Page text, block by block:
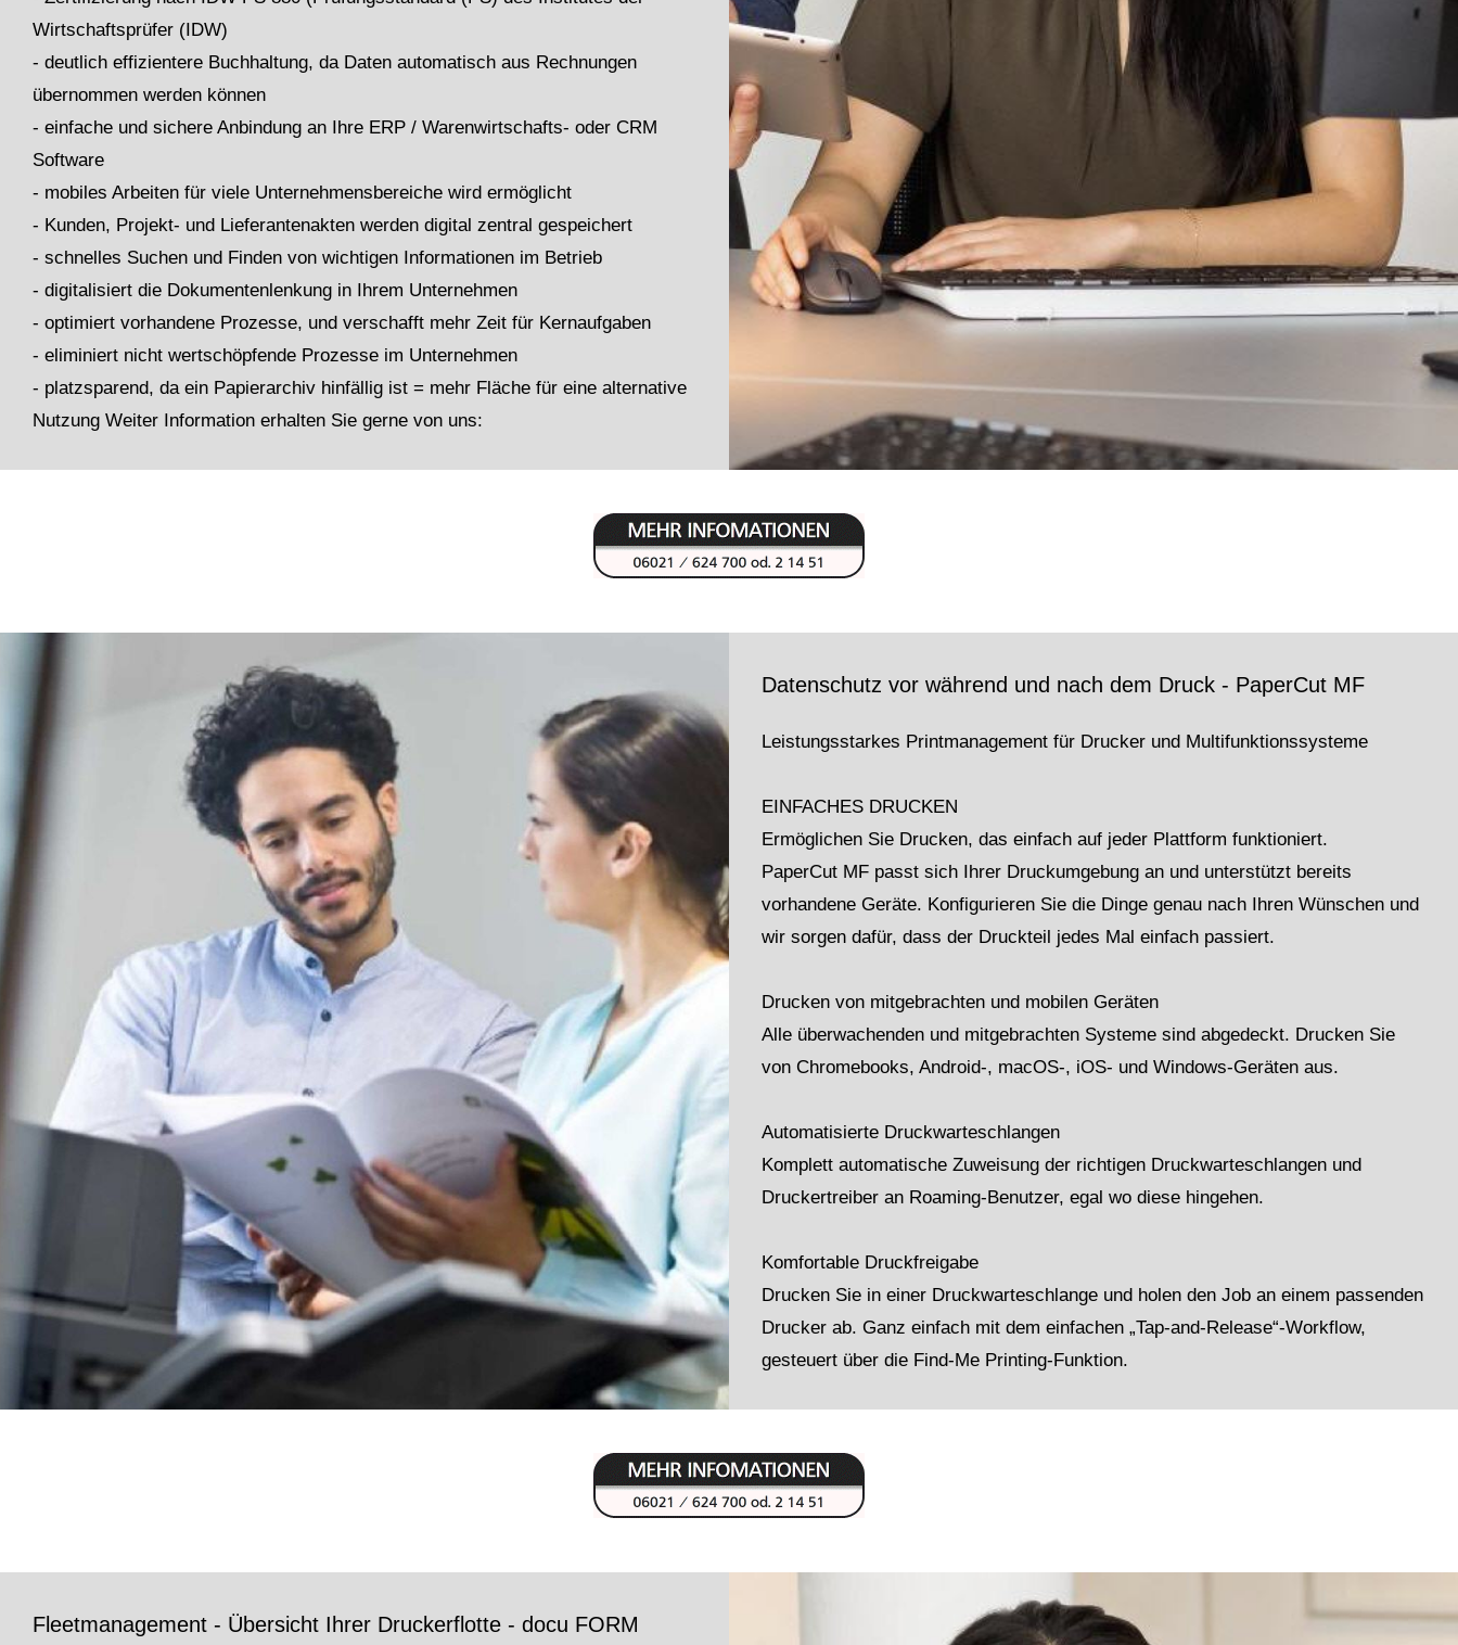
Wirtschaftsprüfer (IDW)
- deutlich effizientere Buchhaltung, da Daten automatisch aus Rechnungen
übernommen werden können
- einfache und sichere Anbindung an Ihre ERP / Warenwirtschafts- oder CRM
Software
- mobiles Arbeiten für viele Unternehmensbereiche wird ermöglicht
- Kunden, Projekt- und Lieferantenakten werden digital zentral gespeichert
- schnelles Suchen und Finden von wichtigen Informationen im Betrieb
- digitalisiert die Dokumentenlenkung in Ihrem Unternehmen
- optimiert vorhandene Prozesse, und verschafft mehr Zeit für Kernaufgaben
- eliminiert nicht wertschöpfende Prozesse im Unternehmen
- platzsparend, da ein Papierarchiv hinfällig ist = mehr Fläche für eine alternative
Nutzung Weiter Information erhalten Sie gerne von uns:
Datenschutz vor während und nach dem Druck - PaperCut MF
Leistungsstarkes Printmanagement für Drucker und Multifunktionssysteme
EINFACHES DRUCKEN
Ermöglichen Sie Drucken, das einfach auf jeder Plattform funktioniert.
PaperCut MF passt sich Ihrer Druckumgebung an und unterstützt bereits
vorhandene Geräte. Konfigurieren Sie die Dinge genau nach Ihren Wünschen und
wir sorgen dafür, dass der Druckteil jedes Mal einfach passiert.
Drucken von mitgebrachten und mobilen Geräten
Alle überwachenden und mitgebrachten Systeme sind abgedeckt. Drucken Sie
von Chromebooks, Android-, macOS-, iOS- und Windows-Geräten aus.
Automatisierte Druckwarteschlangen
Komplett automatische Zuweisung der richtigen Druckwarteschlangen und
Druckertreiber an Roaming-Benutzer, egal wo diese hingehen.
Komfortable Druckfreigabe
Drucken Sie in einer Druckwarteschlange und holen den Job an einem passenden
Drucker ab. Ganz einfach mit dem einfachen „Tap-and-Release“-Workflow,
gesteuert über die Find-Me Printing-Funktion.
Fleetmanagement - Übersicht Ihrer Druckerflotte - docu FORM